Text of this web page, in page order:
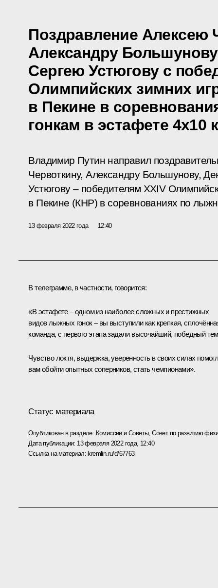
Поздравление Алексею
Александру
Сергею Устюгову с
Олимпийских зимних
в Пекине в
гонкам в эстафете 4х10
Владимир Путин направил
Червоткину, Александру Большунову,
Устюгову – победителям XXIV
в Пекине (КНР) в соревнованиях по
13 февраля 2022 года 12:40
В телеграмме, в частности, говорится:
«В эстафете – одном из наиболее сложных и престижных
видов лыжных гонок – вы выступили как крепкая,
команда, с первого этапа задали высочайший, победный
Чувство локтя, выдержка, уверенность в своих силах
вам обойти опытных соперников, стать чемпионами».
Статус материала
Опубликован в разделе: Комиссии и Советы,Совет по развитию
Дата публикации: 13 февраля 2022 года, 12:40
Ссылка на материал: kremlin.ru/d/67763